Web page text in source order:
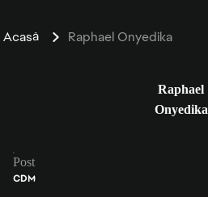
Acasă Raphael Onyedika
Raphael
Onyedika
Post
CDM